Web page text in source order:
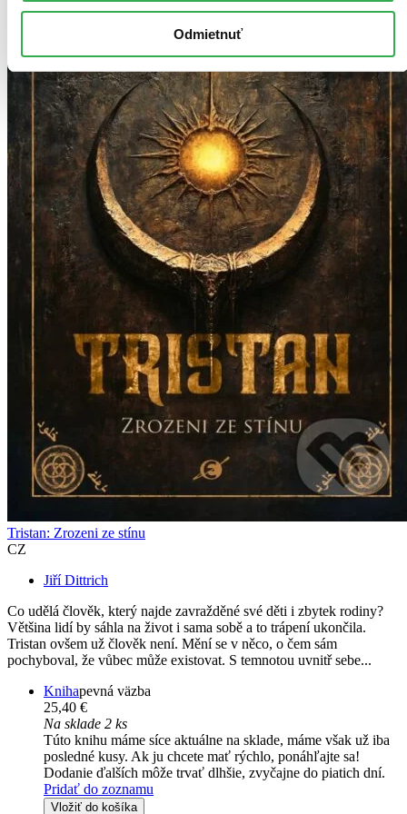
Odmietnuť
Tristan: Zrozeni ze stínu
CZ
Jiří Dittrich
Co udělá člověk, který najde zavražděné své děti i zbytek rodiny?
Většina lidí by sáhla na život i sama sobě a to trápení ukončila.
Tristan ovšem už člověk není. Mění se v něco, o čem sám
pochyboval, že vůbec může existovat. S temnotou uvnitř sebe...
Knihapevná väzba
25,40 €
Na sklade 2 ks
Túto knihu máme síce aktuálne na sklade, máme však už iba
posledné kusy. Ak ju chcete mať rýchlo, ponáhľajte sa!
Dodanie ďalších môže trvať dlhšie, zvyčajne do piatich dní.
Pridať do zoznamu
Vložiť do košíka